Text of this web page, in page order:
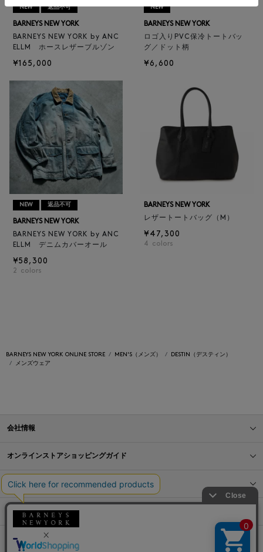
NEW 返品不可
BARNEYS NEW YORK
BARNEYS NEW YORK by ANC
ELLM ホースレザーブルゾン
¥165,000
NEW
BARNEYS NEW YORK
ロゴ入りPVC保冷トートバッ
グ／ドット柄
¥6,600
NEW 返品不可
BARNEYS NEW YORK
BARNEYS NEW YORK by ANC
ELLM デニムカバーオール
¥58,300
2 colors
BARNEYS NEW YORK
レザートートバッグ（M）
¥47,300
4 colors
BARNEYS NEW YORK ONLINE STORE MEN'S（メンズ）
DESTIN（デスティン）
メンズウェア
会社情報
オンラインストアショッピングガイド
店舗情報
サービス